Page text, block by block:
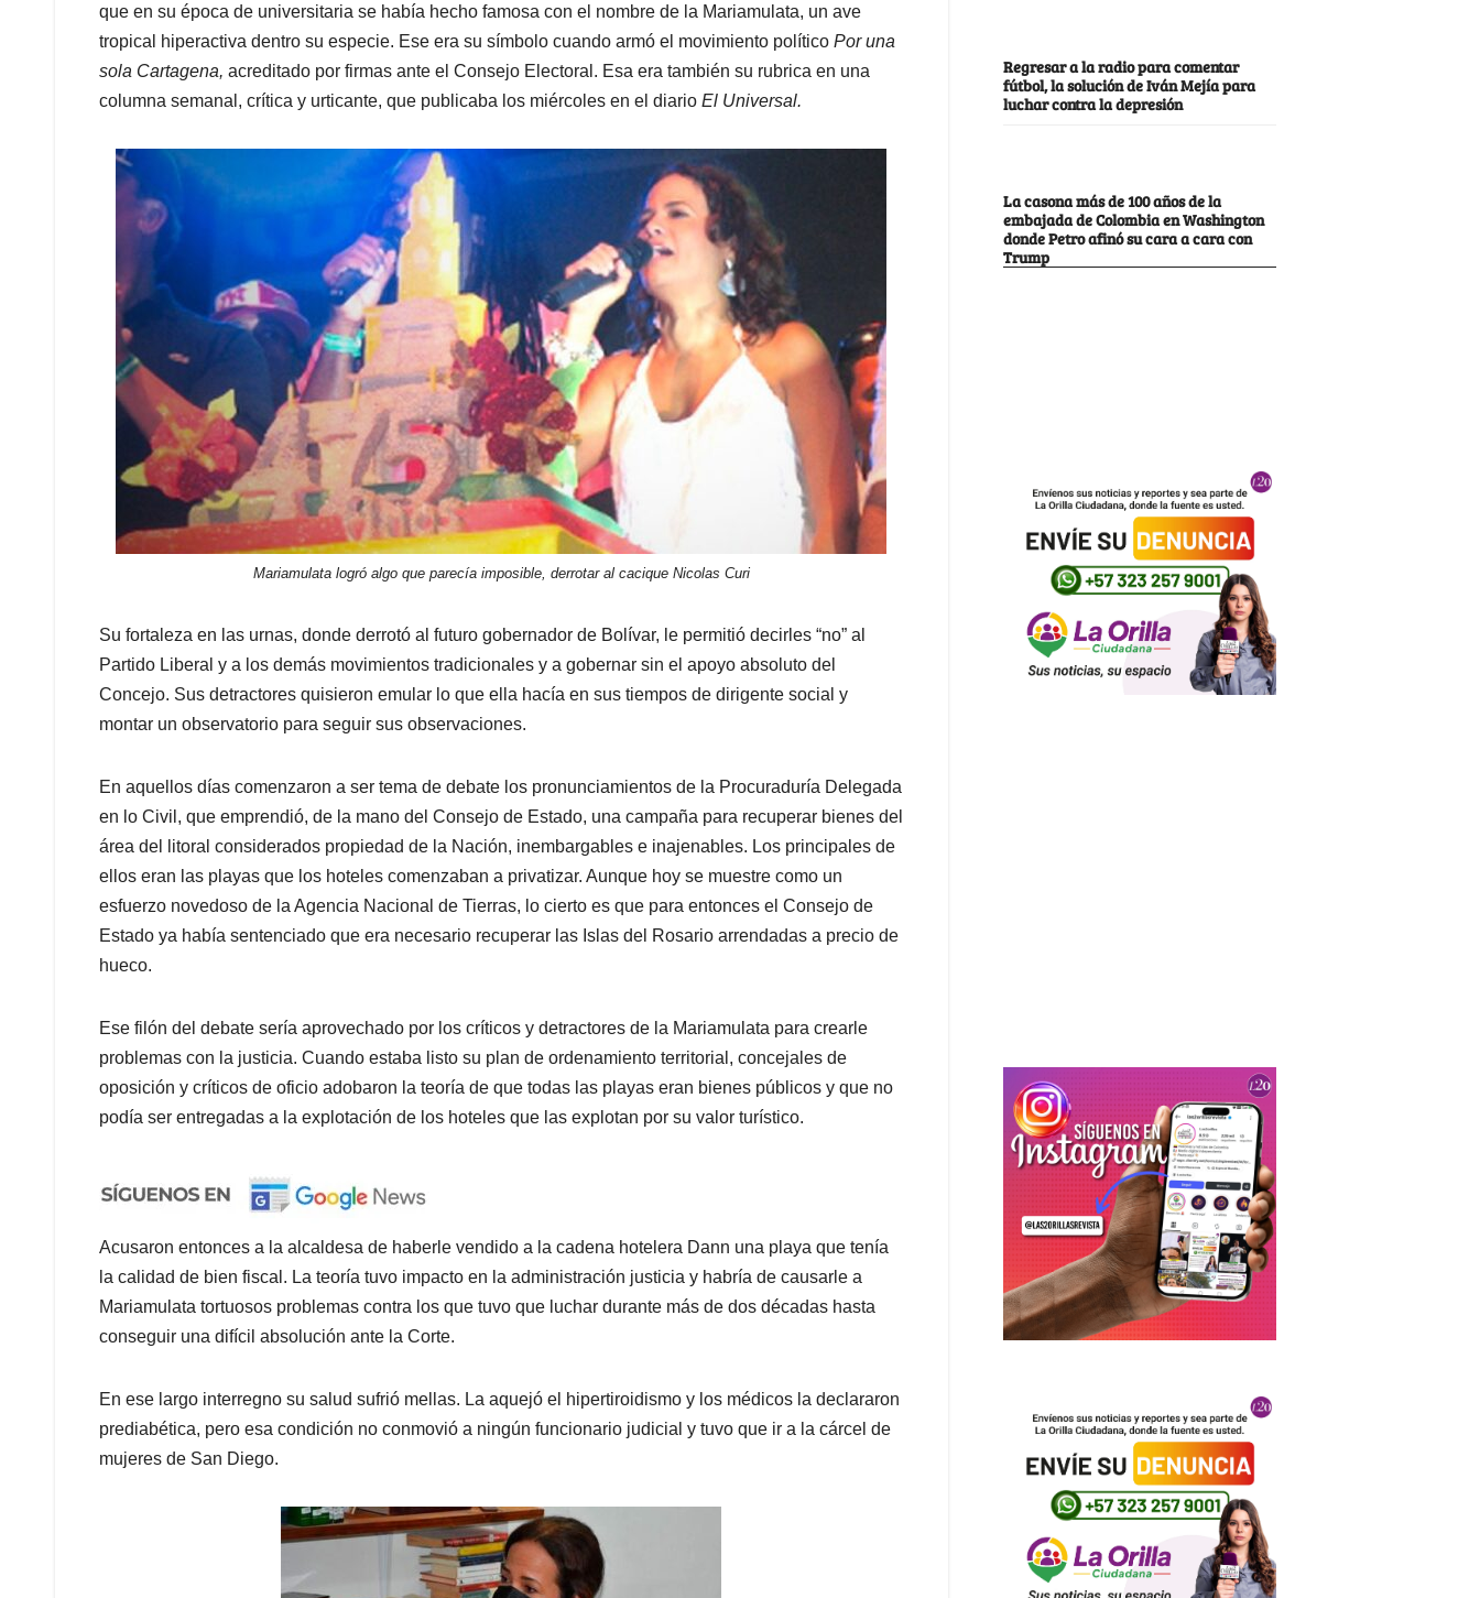
que en su época de universitaria se había hecho famosa con el nombre de la Mariamulata, un ave
tropical hiperactiva dentro su especie. Ese era su símbolo cuando armó el movimiento político Por una
sola Cartagena, acreditado por firmas ante el Consejo Electoral. Esa era también su rubrica en una
columna semanal, crítica y urticante, que publicaba los miércoles en el diario El Universal.
Mariamulata logró algo que parecía imposible, derrotar al cacique Nicolas Curi
Su fortaleza en las urnas, donde derrotó al futuro gobernador de Bolívar, le permitió decirles “no” al
Partido Liberal y a los demás movimientos tradicionales y a gobernar sin el apoyo absoluto del
Concejo. Sus detractores quisieron emular lo que ella hacía en sus tiempos de dirigente social y
montar un observatorio para seguir sus observaciones.
En aquellos días comenzaron a ser tema de debate los pronunciamientos de la Procuraduría Delegada
en lo Civil, que emprendió, de la mano del Consejo de Estado, una campaña para recuperar bienes del
área del litoral considerados propiedad de la Nación, inembargables e inajenables. Los principales de
ellos eran las playas que los hoteles comenzaban a privatizar. Aunque hoy se muestre como un
esfuerzo novedoso de la Agencia Nacional de Tierras, lo cierto es que para entonces el Consejo de
Estado ya había sentenciado que era necesario recuperar las Islas del Rosario arrendadas a precio de
hueco.
Ese filón del debate sería aprovechado por los críticos y detractores de la Mariamulata para crearle
problemas con la justicia. Cuando estaba listo su plan de ordenamiento territorial, concejales de
oposición y críticos de oficio adobaron la teoría de que todas las playas eran bienes públicos y que no
podía ser entregadas a la explotación de los hoteles que las explotan por su valor turístico.
Acusaron entonces a la alcaldesa de haberle vendido a la cadena hotelera Dann una playa que tenía
la calidad de bien fiscal. La teoría tuvo impacto en la administración justicia y habría de causarle a
Mariamulata tortuosos problemas contra los que tuvo que luchar durante más de dos décadas hasta
conseguir una difícil absolución ante la Corte.
En ese largo interregno su salud sufrió mellas. La aquejó el hipertiroidismo y los médicos la declararon
prediabética, pero esa condición no conmovió a ningún funcionario judicial y tuvo que ir a la cárcel de
mujeres de San Diego.
Regresar a la radio para comentar
fútbol, la solución de Iván Mejía para
luchar contra la depresión
La casona más de 100 años de la
embajada de Colombia en Washington
donde Petro afinó su cara a cara con
Trump